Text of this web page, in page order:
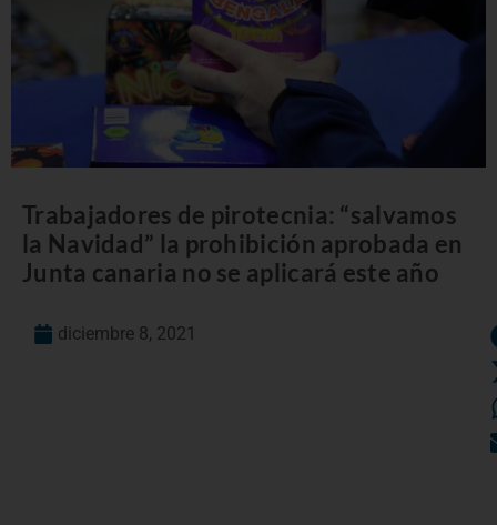
Trabajadores de pirotecnia: “salvamos
la Navidad” la prohibición aprobada en
Junta canaria no se aplicará este año
diciembre 8, 2021